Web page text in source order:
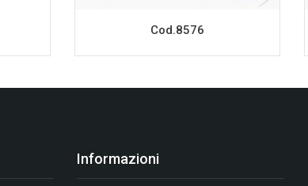
Cod.8576
Informazioni